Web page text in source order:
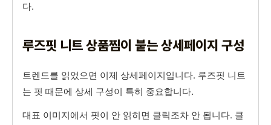
다.
루즈핏 니트 상품찜이 붙는 상세페이지 구성
트렌드를 읽었으면 이제 상세페이지입니다. 루즈핏 니트
는 핏 때문에 상세 구성이 특히 중요합니다.
대표 이미지에서 핏이 안 읽히면 클릭조차 안 됩니다. 클